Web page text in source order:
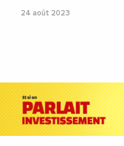
24 août 2023